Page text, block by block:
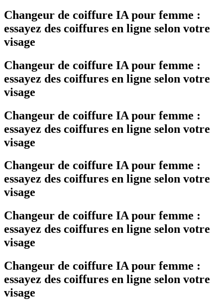
Changeur de coiffure IA pour femme :
essayez des coiffures en ligne selon votre
visage
Changeur de coiffure IA pour femme :
essayez des coiffures en ligne selon votre
visage
Changeur de coiffure IA pour femme :
essayez des coiffures en ligne selon votre
visage
Changeur de coiffure IA pour femme :
essayez des coiffures en ligne selon votre
visage
Changeur de coiffure IA pour femme :
essayez des coiffures en ligne selon votre
visage
Changeur de coiffure IA pour femme :
essayez des coiffures en ligne selon votre
visage